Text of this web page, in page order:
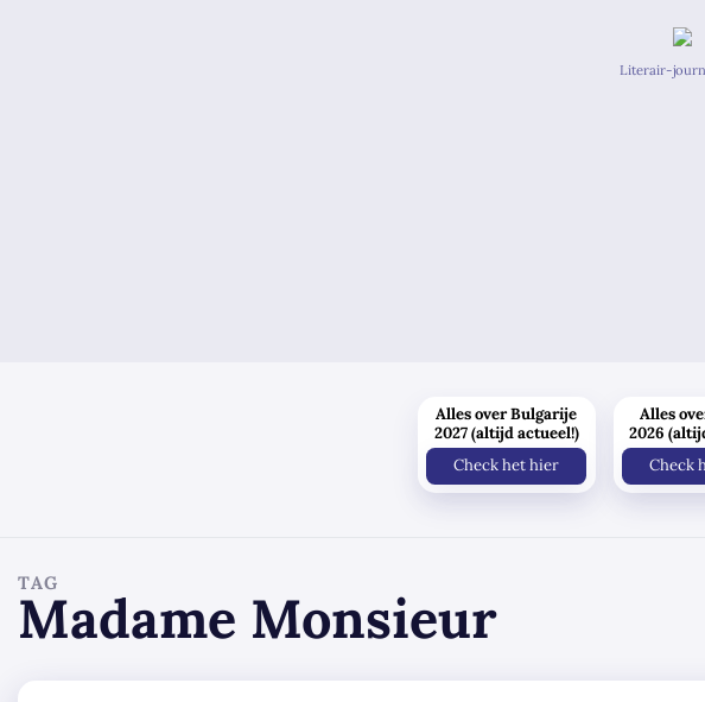
Literair-
TAG
Madame Monsieur
Alles over Bulgarije
2027 (altijd actueel!)
Check het hier
Alles
2026
Check